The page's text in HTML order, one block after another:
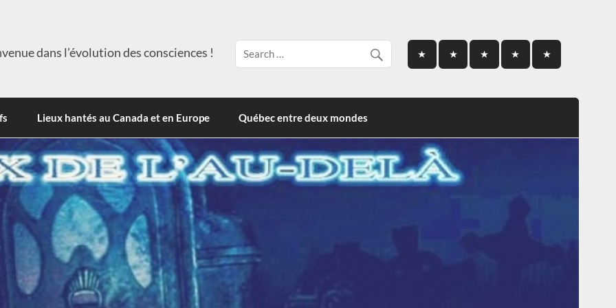
dans l’évolution des consciences !
Lieux hantés au Canada et en Europe Québec entre deux mondes